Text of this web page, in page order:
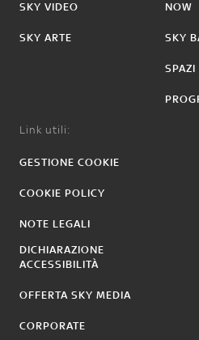
SKY VIDEO
SKY ARTE
NOW
SKY
SPAZI
Link utili:
GESTIONE COOKIE
COOKIE POLICY
NOTE LEGALI
DICHIARAZIONE
ACCESSIBILITÀ
OFFERTA SKY MEDIA
CORPORATE